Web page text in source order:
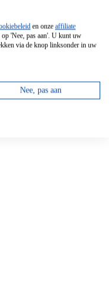
en onze affiliate
'Nee, pas aan'. U kunt uw
via de knop linksonder in uw
Nee, pas aan